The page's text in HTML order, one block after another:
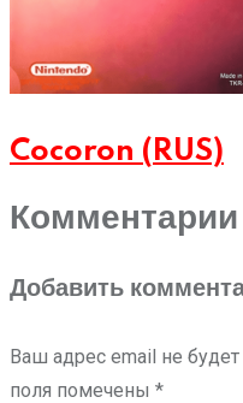
Cocoron (RUS)
Комментарии
Добавить
Ваш адрес email не
поля помечены *